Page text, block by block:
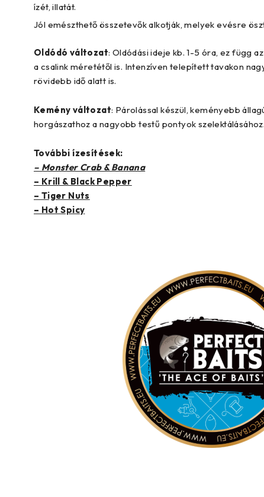
ízét, illatát.
Jól emészthető összetevők alkotják, melyek evésre
Oldódó változat: Oldódási ideje kb. 1-5 óra, ez függ
a csalink méretétől is. Intenzíven telepített tavakon
rövidebb idő alatt is.
Kemény változat: Párolással készül, keményebb
horgászathoz a nagyobb testű pontyok szelektálásához.
További ízesítések:
– Monster Crab & Banana
– Krill & Black Pepper
– Tiger Nuts
– Hot Spicy